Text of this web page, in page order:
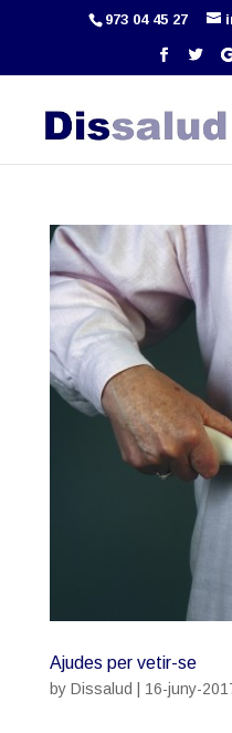
973 04 45 27
Ajudes per vetir-se
by Dissalud 16-juny-